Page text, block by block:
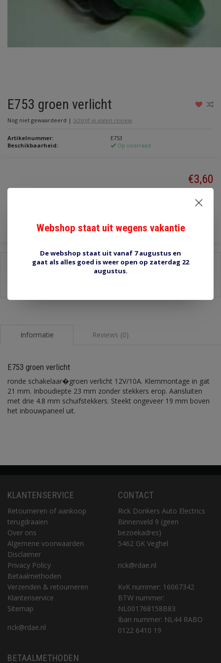
E753 groen verlicht
Nog niet gewaardeerd | Schrijf je eigen review
Artikelnummer:
E753
Beschikbaarheid:
Op voorraad
€3,60
Incl. btw
Informatie Reviews (0)
E753 groen verlicht
ronde schakelaar�groen verlicht 12V/10A. Klemmontage in gat
21 mm. Inboudiepte 23 mm zonder stekkers erop. Aansluiten
met drie 4.8 mm schuifstekkers. Steekt ongeveer 19 mm boven
het inbouwpaneel uit.
KLANTENSERVICE
Retourneren of aankoop
terugdraaien
Over ons
Algemene voorwaarden
Disclaimer
Privacy Policy
Betaalmethoden
Verzenden & retourneren
Klantenservice
Sitemap
rick@rdae.nl
CONTACT
Rick Donkers Auto Electrics
Binnenveld 9 (geen
bezoekadres)
5462 GK Veghel
rick@rdae.nl
KvK nummer: 16067342
BTW nummer:
NL001768158B83
Iban nummer: NL44 RABO
0122 6410 19
BETAALMETHODEN
Webshop staat uit wegens vakantie
De webshop staat uit vanaf 7 augustus en
gaat als alles goed is weer open op zaterdag 22
augustus.